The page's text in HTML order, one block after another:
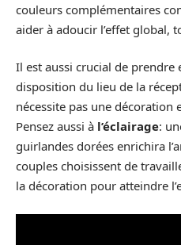
couleurs complémentaires
aider à adoucir l’effet global,
Il est aussi crucial de prendre
disposition du lieu de la
nécessite pas une décoration
Pensez aussi à l’éclairage:
guirlandes dorées enrichira
couples choisissent de
la décoration pour atteindre